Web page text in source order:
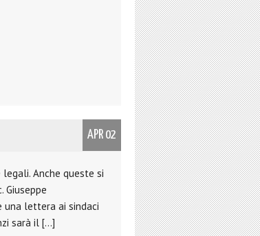
APR 02
Anche queste si
Giuseppe
una lettera ai sindaci
sarà il […]